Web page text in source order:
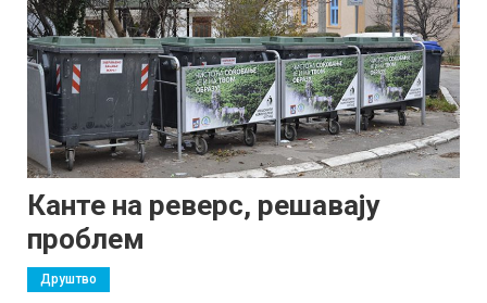
Канте на реверс, решавају
проблем
Друштво